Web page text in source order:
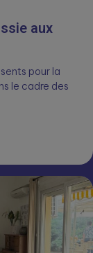
aux
pour la
le cadre des